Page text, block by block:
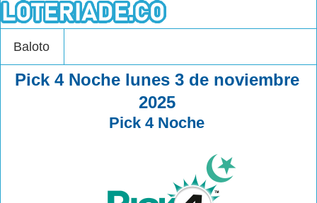
Baloto
Pick 4 Noche lunes 3 de noviembre
2025
Pick 4 Noche